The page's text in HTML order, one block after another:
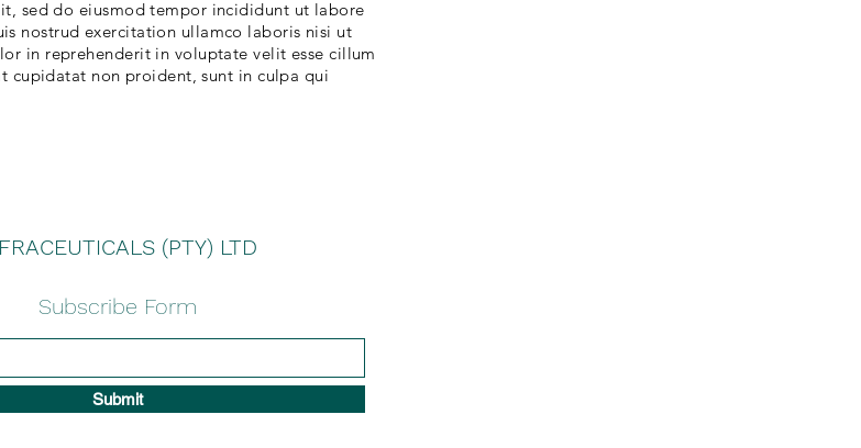
sed do eiusmod tempor incididunt ut labore
nostrud exercitation ullamco laboris nisi ut
in reprehenderit in voluptate velit esse cillum
cupidatat non proident, sunt in culpa qui
(PTY) LTD
Subscribe Form
Submit